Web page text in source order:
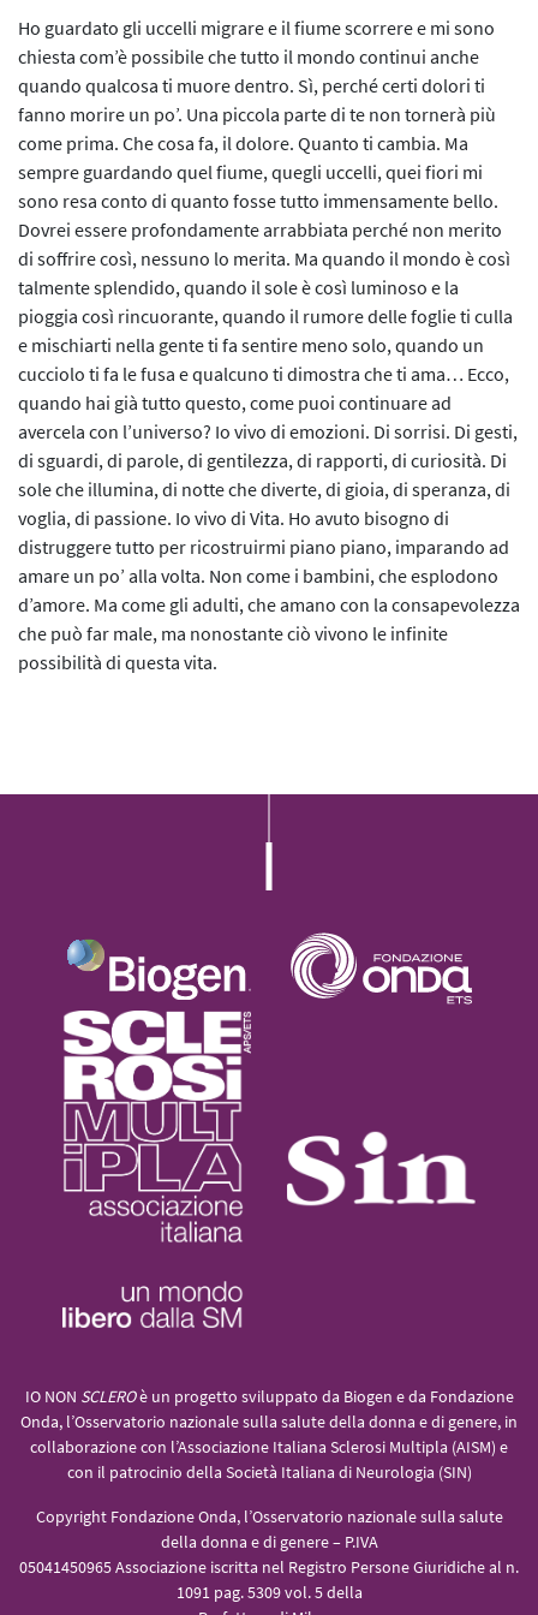
L’iniziativa 2022
L’iniziativa 2023
L’iniziativa 2024
L’iniziativa 2025
Ho guardato gli uccelli migrare e il fiume scorrere e mi sono
chiesta com’è possibile che tutto il mondo continui anche
quando qualcosa ti muore dentro. Sì, perché certi dolori ti
fanno morire un po’. Una piccola parte di te non tornerà più
come prima. Che cosa fa, il dolore. Quanto ti cambia. Ma
sempre guardando quel fiume, quegli uccelli, quei fiori mi
sono resa conto di quanto fosse tutto immensamente bello.
Dovrei essere profondamente arrabbiata perché non merito
di soffrire così, nessuno lo merita. Ma quando il mondo è così
talmente splendido, quando il sole è così luminoso e la
pioggia così rincuorante, quando il rumore delle foglie ti culla
e mischiarti nella gente ti fa sentire meno solo, quando un
cucciolo ti fa le fusa e qualcuno ti dimostra che ti ama… Ecco,
quando hai già tutto questo, come puoi continuare ad
avercela con l’universo? Io vivo di emozioni. Di sorrisi. Di gesti,
di sguardi, di parole, di gentilezza, di rapporti, di curiosità. Di
sole che illumina, di notte che diverte, di gioia, di speranza, di
voglia, di passione. Io vivo di Vita. Ho avuto bisogno di
distruggere tutto per ricostruirmi piano piano, imparando ad
amare un po’ alla volta. Non come i bambini, che esplodono
d’amore. Ma come gli adulti, che amano con la consapevolezza
che può far male, ma nonostante ciò vivono le infinite
possibilità di questa vita.
IO NON SCLEROè un progetto sviluppato da Biogen e da Fondazione
Onda, l’Osservatorio nazionale sulla salute della donna e di genere, in
collaborazione con l’Associazione Italiana Sclerosi Multipla (AISM) e
con il patrocinio della Società Italiana di Neurologia (SIN)
Copyright Fondazione Onda, l’Osservatorio nazionale sulla salute
della donna e di genere – P.IVA
05041450965 Associazione iscritta nel Registro Persone Giuridiche al n.
1091 pag. 5309 vol. 5 della